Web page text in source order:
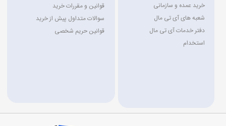
خرید عمده و سازمانی
شعبه های آی تی مال
دفتر خدمات آی تی مال
استخدام
قوانین و مقررات خرید
سوالات متداول پیش از خرید
قوانین حریم شخصی